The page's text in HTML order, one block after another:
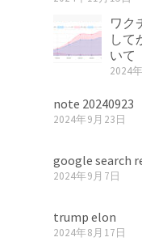
ワク
して
いて
2024
note 20240923
2024年9月23日
google search
2024年9月7日
trump elon
2024年8月17日